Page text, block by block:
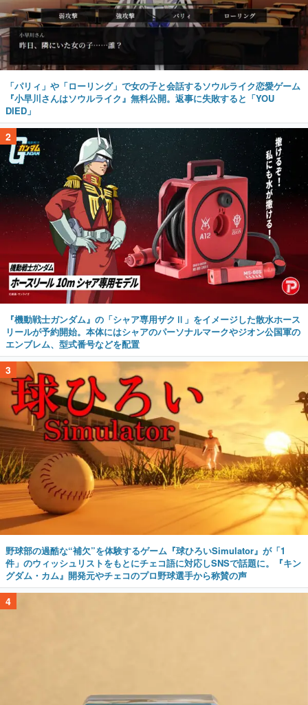
「パリィ」や「ローリング」で女の子と会話するソウルライク恋愛ゲーム
『小早川さんはソウルライク』無料公開。返事に失敗すると「YOU
DIED」
2
『機動戦士ガンダム』の「シャア専用ザクⅡ」をイメージした散水ホース
リールが予約開始。本体にはシャアのパーソナルマークやジオン公国軍の
エンブレム、型式番号などを配置
3
野球部の過酷な“補欠”を体験するゲーム『球ひろいSimulator』が「1
件」のウィッシュリストをもとにチェコ語に対応しSNSで話題に。『キン
グダム・カム』開発元やチェコのプロ野球選手から称賛の声
4